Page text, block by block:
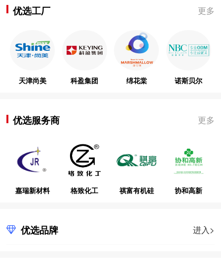
优选工厂 更多
天津尚美 科盈集团 绵花棠 诺斯贝尔
优选服务商 更多
嘉瑞新材料 格致化工 祺富有机硅 协和高新
优选品牌 进入>